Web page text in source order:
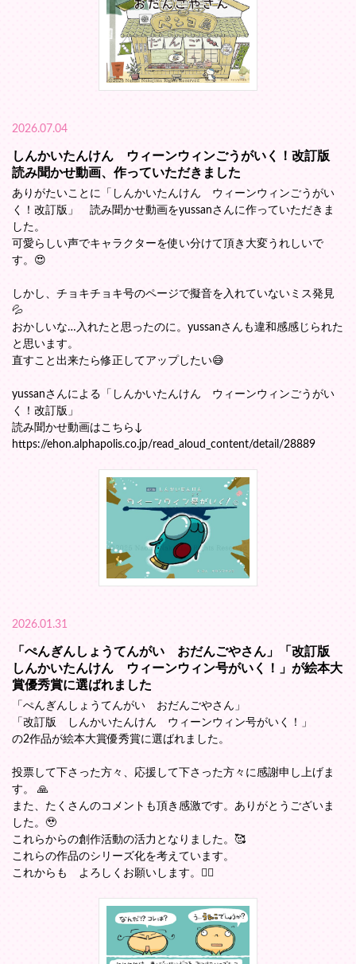
2026.07.04
しんかいたんけん ウィーンウィンごうがいく！改訂版
読み聞かせ動画、作っていただきました
ありがたいことに「しんかいたんけん ウィーンウィンごうがい
く！改訂版」 読み聞かせ動画をyussanさんに作っていただきま
した。
可愛らしい声でキャラクターを使い分けて頂き大変うれしいで
す。😍
しかし、チョキチョキ号のページで擬音を入れていないミス発見
💦
おかしいな…入れたと思ったのに。yussanさんも違和感感じられた
と思います。
直すこと出来たら修正してアップしたい😅
yussanさんによる「しんかいたんけん ウィーンウィンごうがい
く！改訂版」
読み聞かせ動画はこちら↓
https://ehon.alphapolis.co.jp/read_aloud_content/detail/28889
2026.01.31
「ぺんぎんしょうてんがい おだんごやさん」「改訂版
しんかいたんけん ウィーンウィン号がいく！」が絵本大
賞優秀賞に選ばれました
「ぺんぎんしょうてんがい おだんごやさん」
「改訂版 しんかいたんけん ウィーンウィン号がいく！」
の2作品が絵本大賞優秀賞に選ばれました。
投票して下さった方々、応援して下さった方々に感謝申し上げま
す。 🙏
また、たくさんのコメントも頂き感激です。ありがとうございま
した。🥹
これらからの創作活動の活力となりました。🥰
これらの作品のシリーズ化を考えています。
これからも よろしくお願いします。🙇‍♀️